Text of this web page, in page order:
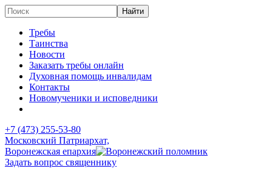
Требы
Таинства
Новости
Заказать требы онлайн
Духовная помощь инвалидам
Контакты
Новомученики и исповедники
+7 (473) 255-53-80
Московский Патриархат,
Воронежская епархия
Задать вопрос священнику